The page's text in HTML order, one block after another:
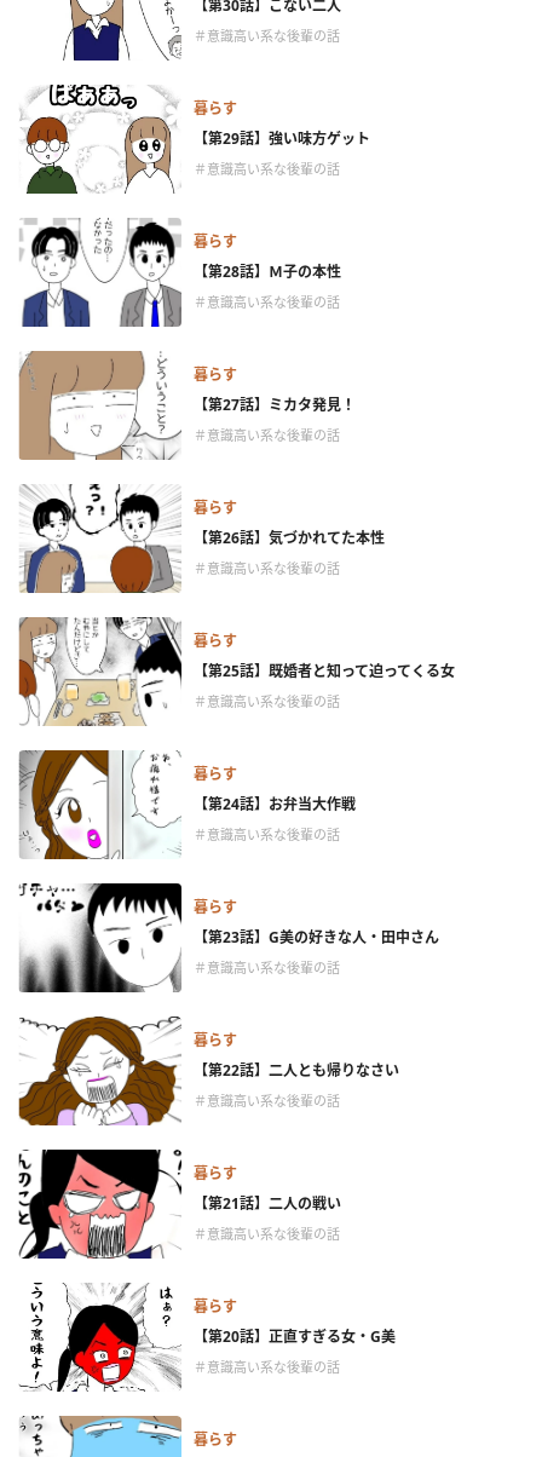
【第30話】こない二人
＃意識高い系な後輩の話
暮らす
【第29話】強い味方ゲット
＃意識高い系な後輩の話
暮らす
【第28話】Ｍ子の本性
＃意識高い系な後輩の話
暮らす
【第27話】ミカタ発見！
＃意識高い系な後輩の話
暮らす
【第26話】気づかれてた本性
＃意識高い系な後輩の話
暮らす
【第25話】既婚者と知って迫ってくる女
＃意識高い系な後輩の話
暮らす
【第24話】お弁当大作戦
＃意識高い系な後輩の話
暮らす
【第23話】G美の好きな人・田中さん
＃意識高い系な後輩の話
暮らす
【第22話】二人とも帰りなさい
＃意識高い系な後輩の話
暮らす
【第21話】二人の戦い
＃意識高い系な後輩の話
暮らす
【第20話】正直すぎる女・G美
＃意識高い系な後輩の話
暮らす